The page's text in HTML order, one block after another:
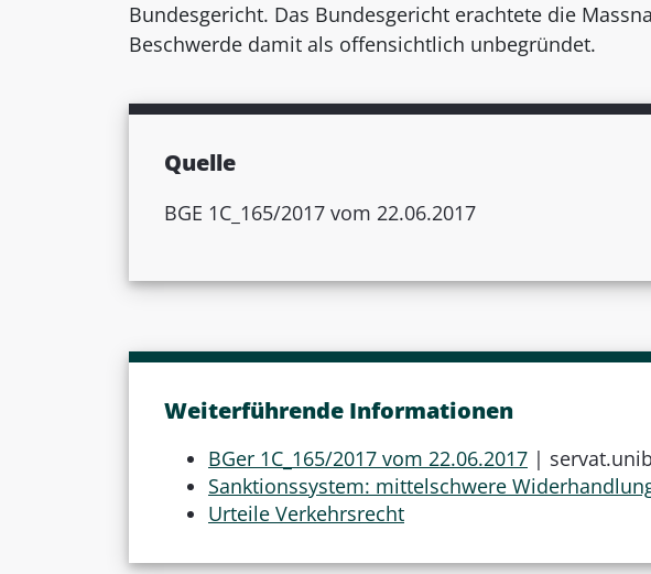
Bundesgericht. Das Bundesgericht erachtete die
Beschwerde damit als offensichtlich unbegründet.
Quelle
BGE 1C_165/2017 vom 22.06.2017
Weiterführende Informationen
BGer 1C_165/2017 vom 22.06.2017 |
Sanktionssystem: mittelschwere
Urteile Verkehrsrecht